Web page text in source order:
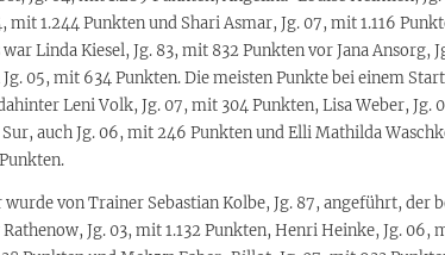
mit 1.244 Punkten und Shari Asmar, Jg. 07, mit 1.116
Linda Kiesel, Jg. 83, mit 832 Punkten vor Jana Ansorg,
05, mit 634 Punkten. Die meisten Punkte bei einem
Leni Volk, Jg. 07, mit 304 Punkten, Lisa Weber, Jg.
auch Jg. 06, mit 246 Punkten und Elli Mathilda
von Trainer Sebastian Kolbe, Jg. 87, angeführt, der
Jg. 03, mit 1.132 Punkten, Henri Heinke, Jg. 06,